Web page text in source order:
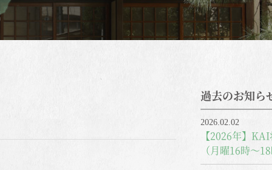
過去のお知ら
2026.02.02
【2026年】
（月曜16時～18